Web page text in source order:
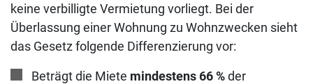
keine verbilligte Vermietung vorliegt. Bei der
Überlassung einer Wohnung zu Wohnzwecken sieht
das Gesetz folgende Differenzierung vor:
Beträgt die Miete mindestens 66 %der